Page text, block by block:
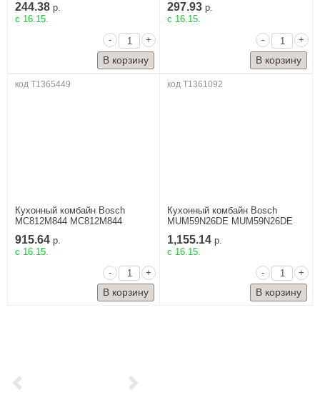
Previous Next
244.38 р.
c 16.15.
-
+
297.93 р.
c 16.15.
-
+
код T1365449
Кухонный комбайн Bosch
MC812M844 MC812M844
915.64 р.
c 16.15.
-
+
код T1361092
Кухонный комбайн Bosch
MUM59N26DE MUM59N26DE
1,155.14 р.
c 16.15.
-
+